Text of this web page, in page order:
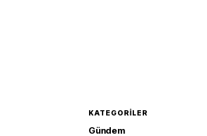
KATEGORILER
Gündem